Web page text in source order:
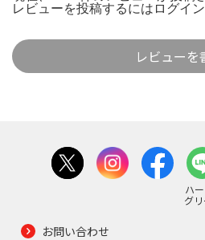
レビューを投稿するには ログイン
レビューを
ハ
グ
お問い合わせ